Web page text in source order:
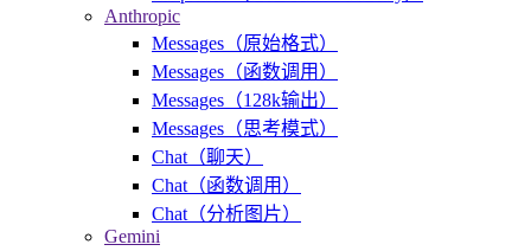
Anthropic
Messages（原始格式）
Messages（函数调用）
Messages（128k输出）
Messages（思考模式）
Chat（聊天）
Chat（函数调用）
Chat（分析图片）
Gemini